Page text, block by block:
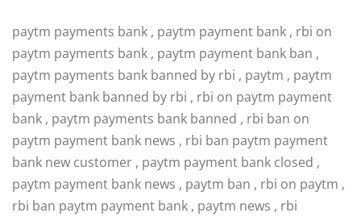
paytm payments bank , paytm payment bank , rbi on
paytm payments bank , paytm payment bank ban ,
paytm payments bank banned by rbi , paytm , paytm
payment bank banned by rbi , rbi on paytm payment
bank , paytm payments bank banned , rbi ban on
paytm payment bank news , rbi ban paytm payment
bank new customer , paytm payment bank closed ,
paytm payment bank news , paytm ban , rbi on paytm ,
rbi ban paytm payment bank , paytm news , rbi